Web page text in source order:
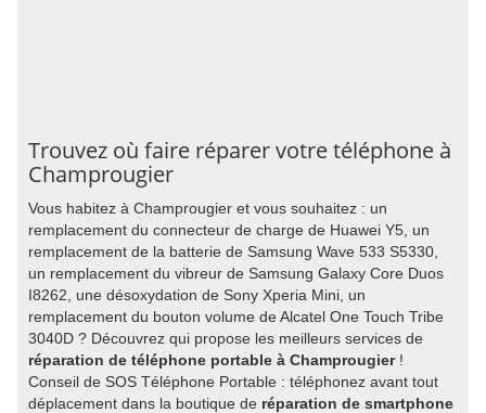
Trouvez où faire réparer votre téléphone à
Champrougier
Vous habitez à Champrougier et vous souhaitez : un
remplacement du connecteur de charge de Huawei Y5, un
remplacement de la batterie de Samsung Wave 533 S5330,
un remplacement du vibreur de Samsung Galaxy Core Duos
I8262, une désoxydation de Sony Xperia Mini, un
remplacement du bouton volume de Alcatel One Touch Tribe
3040D ? Découvrez qui propose les meilleurs services de
réparation de téléphone portable à Champrougier!
Conseil de SOS Téléphone Portable : téléphonez avant tout
déplacement dans la boutique de réparation de smartphone